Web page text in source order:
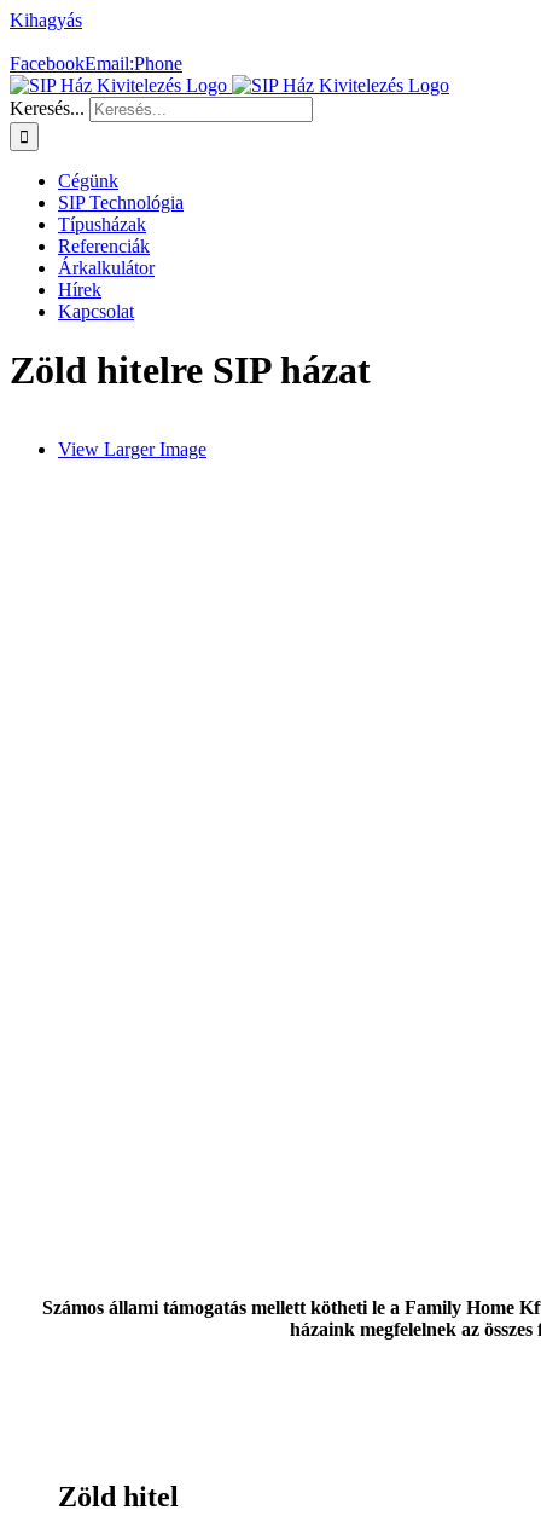
Kihagyás
FacebookEmail:Phone
Keresés...
Cégünk
SIP Technológia
Típusházak
Referenciák
Árkalkulátor
Hírek
Kapcsolat
Zöld hitelre SIP házat
View Larger Image
Számos állami támogatás mellett kötheti le a Family Home
házaink megfelelnek az
Zöld hitel